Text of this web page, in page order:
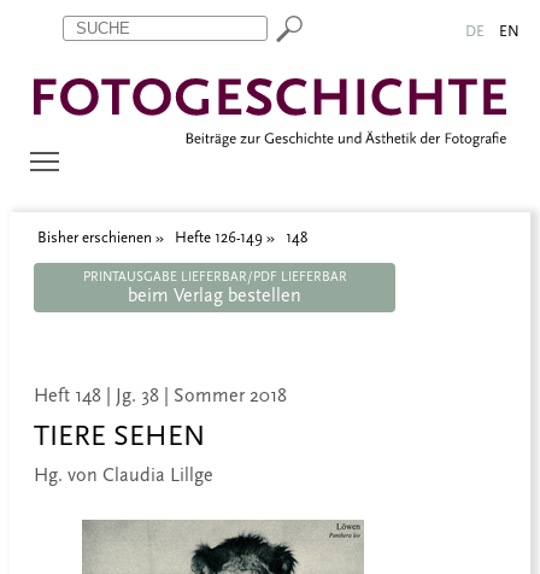
Zum Inhalt springen
Aktuelle Seite: 148 DE EN
Bisher erschienen Hefte 126-149 148
PRINTAUSGABE LIEFERBAR/PDF LIEFERBAR
beim Verlag bestellen
Heft 148 | Jg. 38 | Sommer 2018
TIERE SEHEN
Hg. von Claudia Lillge